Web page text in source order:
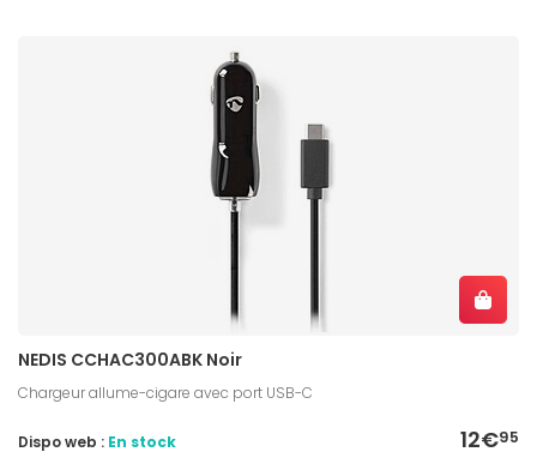
NEDIS CCHAC300ABK Noir
Chargeur allume-cigare avec port USB-C
12€95
Dispo web : En stock